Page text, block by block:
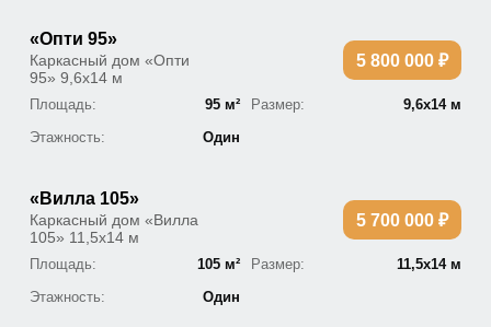
«Опти 95»
Каркасный дом «Опти
95» 9,6х14 м
5 800 000 ₽
Площадь: 95 м² Размер:
9,6х14 м
Этажность:
Один
«Вилла 105»
Каркасный дом «Вилла
105» 11,5х14 м
5 700 000 ₽
Площадь: 105 м² Размер:
11,5х14 м
Этажность:
Один